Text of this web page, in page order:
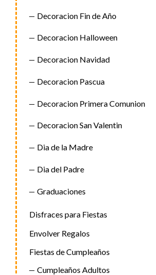
Decoracion Fin de Año
Decoracion Halloween
Decoracion Navidad
Decoracion Pascua
Decoracion Primera Comunion
Decoracion San Valentin
Dia de la Madre
Dia del Padre
Graduaciones
Disfraces para Fiestas
Envolver Regalos
Fiestas de Cumpleaños
Cumpleaños Adultos